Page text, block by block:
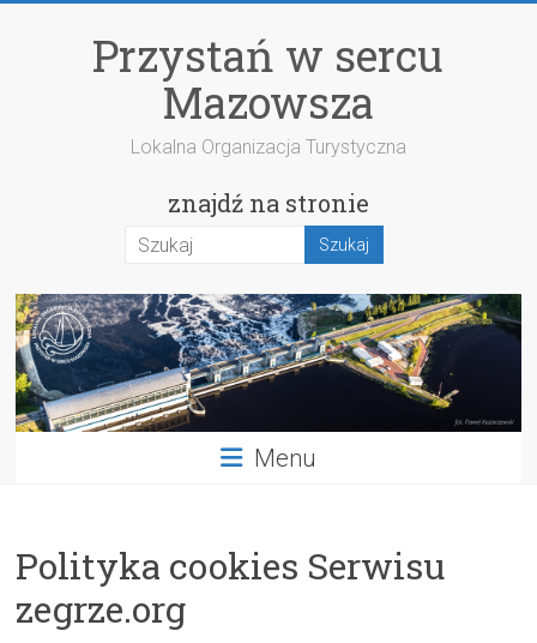
Przystań w sercu
Mazowsza
Lokalna Organizacja Turystyczna
znajdź na stronie
Menu
Polityka cookies Serwisu
zegrze.org